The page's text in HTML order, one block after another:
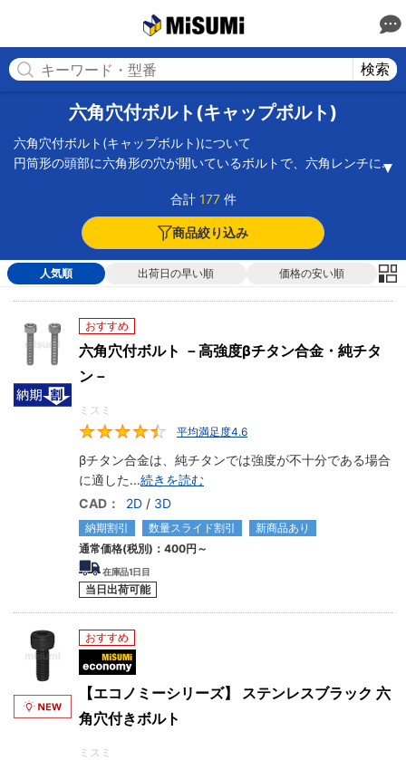
検索
六角穴付ボルト(キャップボルト)
六角穴付ボルト(キャップボルト)について
円筒形の頭部に六角形の穴が開いているボルトで、六角レンチに
キャップスクリューやソケットスクリューとも呼ばれますが、名
称としては「六角穴付ボルト」か「キャップボルト」が多く、表
面処理は黒染めが一般的です。
六角レンチはサイズにピッタリしたものしか使えない為、強い締
め付けが可能です。
規格品で呼び長さが長い場合、半ねじと全ねじがあります。
多くの場合ナットと組まずに使用され、六角レンチはスペースを
必要としない為、狭い場所での作業や機械の小型化が可能です。
合計 177件
商品絞り込み
人気順 出荷日の早い順 価格の安い順
おすすめ
六角穴付ボルト －高強度βチタン合金・純チタ
ン－
ミスミ
平均満足度4.6
βチタン合金は、純チタンでは強度が不十分である場合
に適した...続きを読む
CAD：
2D / 3D
納期割引 数量スライド割引
新商品あり
通常価格(税別)： 400円 ～
在庫品1日目
当日出荷可能
おすすめ
【エコノミーシリーズ】 ステンレスブラック 六
角穴付きボルト
ミスミ